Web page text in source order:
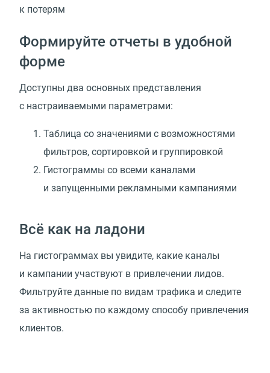
к потерям
Формируйте отчеты в удобной
форме
Доступны два основных представления
с настраиваемыми параметрами:
Таблица со значениями с возможностями
фильтров, сортировкой и группировкой
Гистограммы со всеми каналами
и запущенными рекламными кампаниями
Всё как на ладони
На гистограммах вы увидите, какие каналы
и кампании участвуют в привлечении лидов.
Фильтруйте данные по видам трафика и следите
за активностью по каждому способу привлечения
клиентов.